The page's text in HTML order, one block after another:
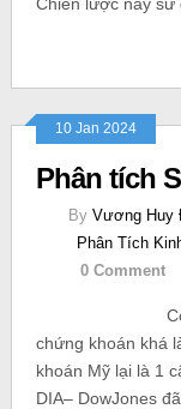
10 Jan 2024
Phân tích
By Vương Huy
Phân Tích
0 Comment
chứng khoán khá
khoán Mỹ lại là 1
DIA– DowJones